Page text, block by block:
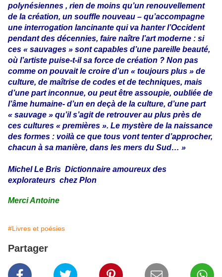
polynésiennes , rien de moins qu’un renouvellement
de la création, un souffle nouveau – qu’accompagne
une interrogation lancinante qui va hanter l’Occident
pendant des décennies, faire naître l’art moderne : si
ces « sauvages » sont capables d’une pareille beauté,
où l’artiste puise-t-il sa force de création ? Non pas
comme on pouvait le croire d’un « toujours plus » de
culture, de maîtrise de codes et de techniques, mais
d’une part inconnue, ou peut être assoupie, oubliée de
l’âme humaine- d’un en deçà de la culture, d’une part
« sauvage » qu’il s’agit de retrouver au plus près de
ces cultures « premières ». Le mystère de la naissance
des formes : voilà ce que tous vont tenter d’approcher,
chacun à sa manière, dans les mers du Sud… »
Michel Le Bris Dictionnaire amoureux des
explorateurs chez Plon
Merci Antoine
#Livres et poésies
Partager